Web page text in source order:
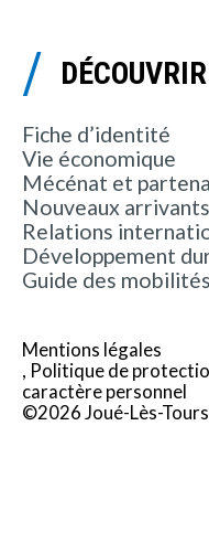
Fiche d’identité
Vie économique
Mécénat et
Nouveaux arrivants
Relations
Développement
Guide des mobilités
Mentions légales
Politique de
caractère personnel
©2026 Joué-Lès-